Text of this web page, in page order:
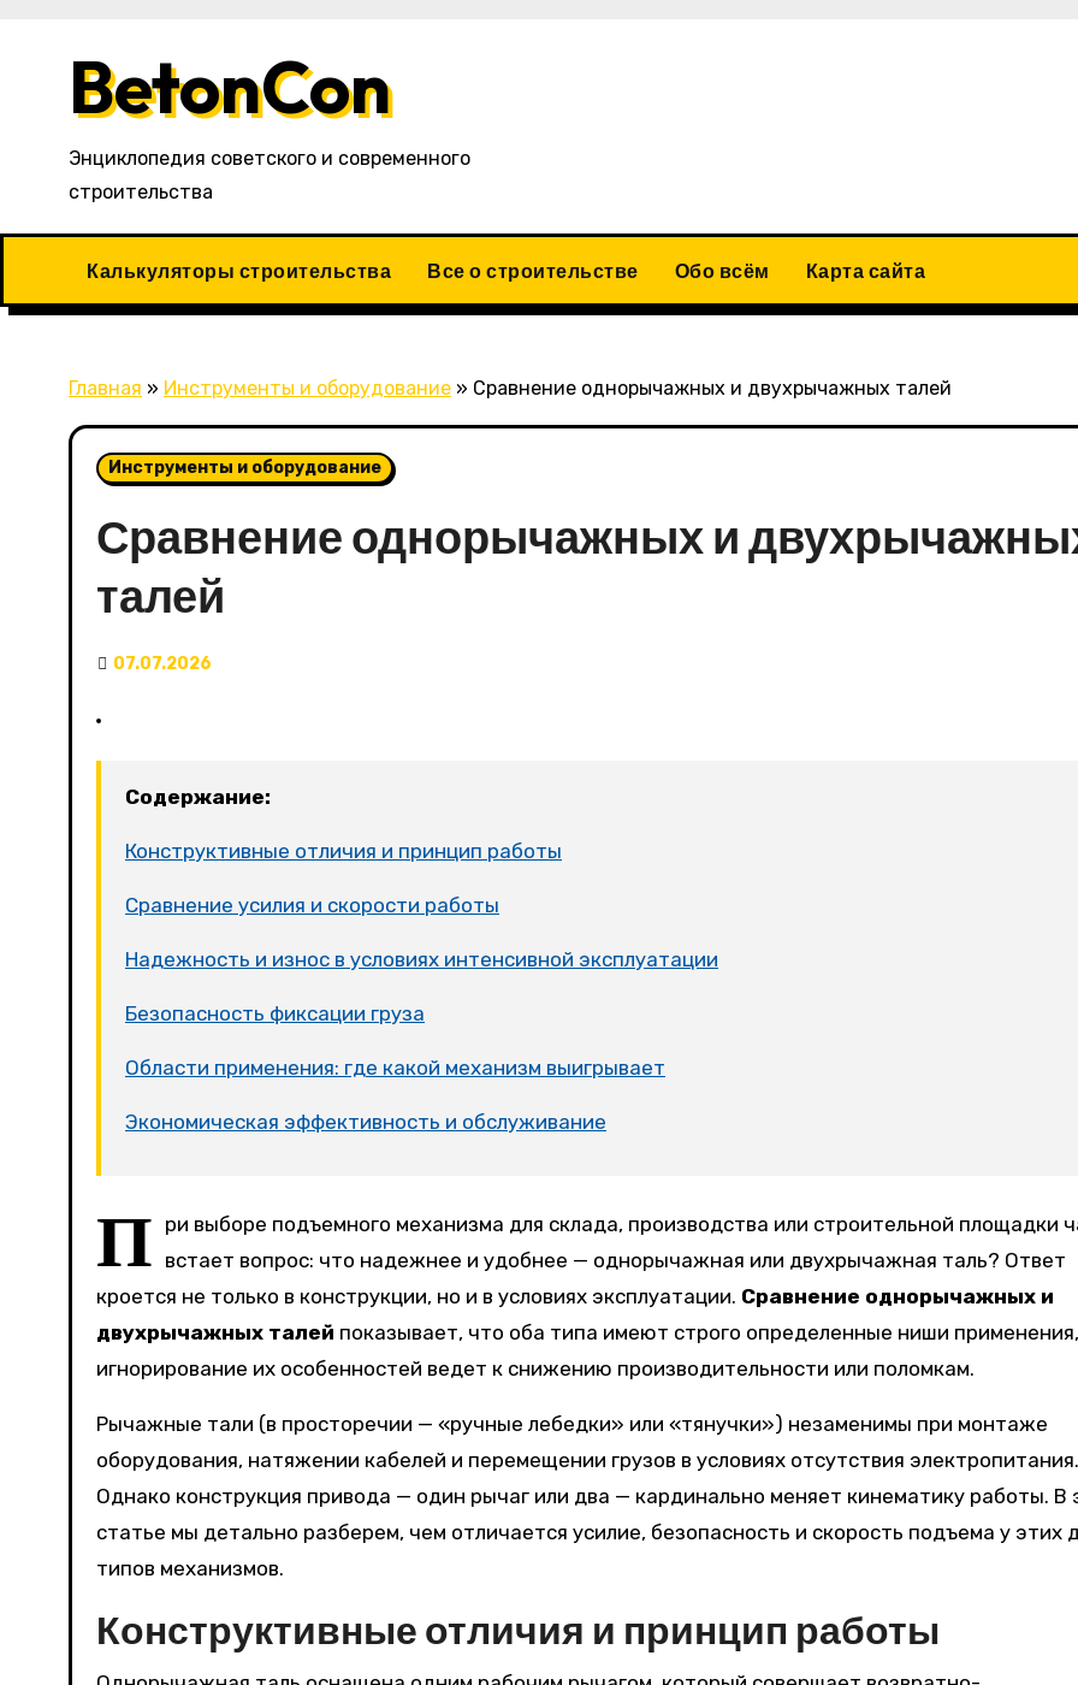
содержимомуBetonCon
Энциклопедия советского и современного
строительства
Калькуляторы строительства Все о строительстве Обо всём Карта сайта
Главная » Инструменты и оборудование » Сравнение однорычажных и двухрычажных талей
Инструменты и оборудование
Сравнение однорычажных и
талей
07.07.2026
Содержание:
Конструктивные отличия и принцип работы
Сравнение усилия и скорости работы
Надежность и износ в условиях интенсивной эксплуатации
Безопасность фиксации груза
Области применения: где какой механизм выигрывает
Экономическая эффективность и обслуживание
П ри выборе подъемного механизма для склада, производства или строительной площадки
встает вопрос: что надежнее и удобнее — однорычажная или двухрычажная таль? Ответ
кроется не только в конструкции, но и в условиях эксплуатации. Сравнение однорычажных и
двухрычажных талей показывает, что оба типа имеют строго определенные ниши
игнорирование их особенностей ведет к снижению производительности или поломкам.
Рычажные тали (в просторечии — «ручные лебедки» или «тянучки») незаменимы при монтаже
оборудования, натяжении кабелей и перемещении грузов в условиях отсутствия электропитания.
Однако конструкция привода — один рычаг или два — кардинально меняет кинематику работы. В
статье мы детально разберем, чем отличается усилие, безопасность и скорость подъема у этих
типов механизмов.
Конструктивные отличия и принцип работы